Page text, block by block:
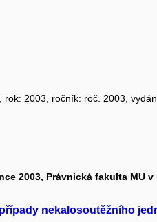
, rok: 2003, ročník: roč. 2003,
2003, Právnická fakulta MU
nekalosoutěžního